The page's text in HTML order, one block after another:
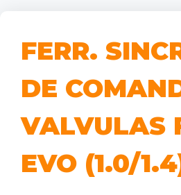
FERR.
DE
VALVULAS
EVO (1.0/